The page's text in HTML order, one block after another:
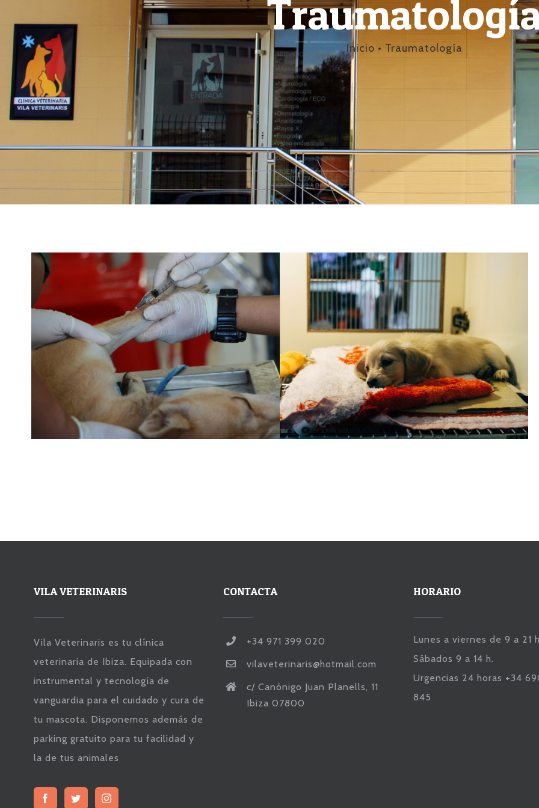
Inicio • Traumatología
VILA VETERINARIS
Vila Veterinaris es tu clínica
veterinaria de Ibiza. Equipada con
instrumental y tecnología de
vanguardia para el cuidado y cura de
tu mascota. Disponemos además de
parking gratuito para tu facilidad y
la de tus animales
CONTACTA
+34 971 399 020
vilaveterinaris@hotmail.com
c/ Canónigo Juan Planells, 11
Ibiza 07800
HORARIO
Lunes a viernes de 9 a 21
Sábados 9 a 14 h.
Urgencias 24 horas +34
845